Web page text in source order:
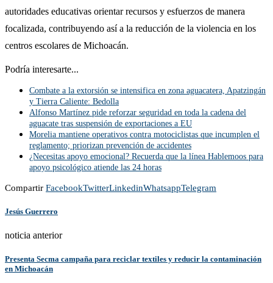
autoridades educativas orientar recursos y esfuerzos de manera
focalizada, contribuyendo así a la reducción de la violencia en los
centros escolares de Michoacán.
Podría interesarte...
Combate a la extorsión se intensifica en zona aguacatera, Apatzingán
y Tierra Caliente: Bedolla
Alfonso Martínez pide reforzar seguridad en toda la cadena del
aguacate tras suspensión de exportaciones a EU
Morelia mantiene operativos contra motociclistas que incumplen el
reglamento; priorizan prevención de accidentes
¿Necesitas apoyo emocional? Recuerda que la línea Hablemoos para
apoyo psicológico atiende las 24 horas
Compartir FacebookTwitterLinkedinWhatsappTelegram
Jesús Guerrero
noticia anterior
Presenta Secma campaña para reciclar textiles y reducir la contaminación
en Michoacán